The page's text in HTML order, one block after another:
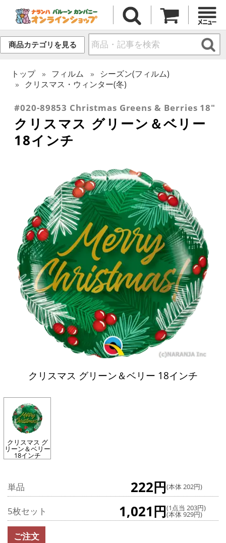
商品カテゴリを見る
トップ フィルム
シーズン(フィルム)
クリスマス・ウィンター(冬)
#020-89853 Christmas Greens & Berries 18"
クリスマス グリーン＆ベリー
18インチ
クリスマス グリーン＆ベリー 18インチ
クリスマス グ
リーン＆ベリー
18インチ
単品 222円(本体 202円)
5枚セット 1,021円(1点当 203円)
(本体 929円)
ご注文